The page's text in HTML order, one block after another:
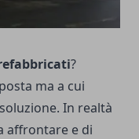
?
ma a cui
In realtà
affrontare e di